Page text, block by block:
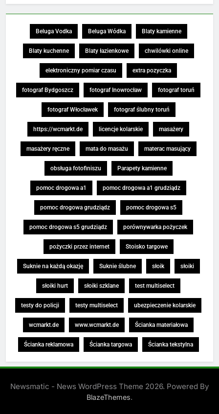
Beluga Vodka Beluga Wódka Blaty kamienne
Blaty kuchenne Blaty łazienkowe chwilówki online
elektroniczny pomiar czasu extra pozyczka
fotograf Bydgoszcz fotograf Inowrocław fotograf toruń
fotograf Włocławek fotograf ślubny toruń
https://wcmarkt.de licencje kolarskie masażery
masażery ręczne mata do masażu materac masujący
obsługa fotofiniszu Parapety kamienne
pomoc drogowa a1 pomoc drogowa a1 grudziądz
pomoc drogowa grudziądz pomoc drogowa s5
pomoc drogowa s5 grudziądz porównywarka pożyczek
pożyczki przez internet Stoisko targowe
Suknie na każdą okazję Suknie ślubne słoik słoiki
słoiki hurt słoiki szklane test multiselect
testy do policji testy multiselect ubezpieczenie kolarskie
wcmarkt.de www.wcmarkt.de Ścianka materiałowa
Ścianka reklamowa Ścianka targowa Ścianka tekstylna
Newsmatic - News WordPress Theme 2026. Powered By
BlazeThemes.